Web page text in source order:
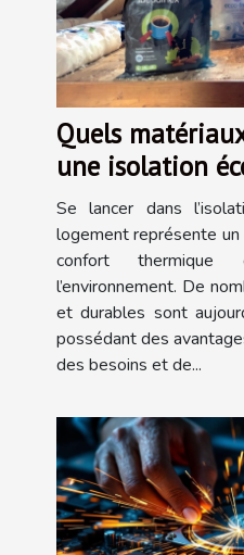
Quels
une isolation
efficace ?
Se lancer dans
logement représente un
confort
l’environnement. De
et durables sont
possédant des
des besoins et de...